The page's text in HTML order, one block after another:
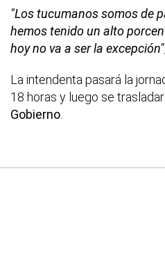
"Los tucumanos somos de
hemos tenido un alto
hoy no va a ser la excepción"
La intendenta pasará la
18 horas y luego se
Gobierno